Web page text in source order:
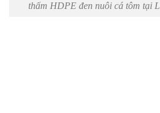
thấm HDPE đen nuôi cá tôm tại